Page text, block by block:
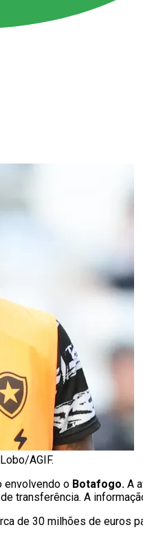
AGIF.
envolvendo o Botafogo. A
transferência. A
de 30 milhões de euros